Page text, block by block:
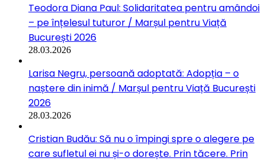
Teodora Diana Paul: Solidaritatea pentru amândoi
– pe înțelesul tuturor / Marșul pentru Viață
București 2026
28.03.2026
Larisa Negru, persoană adoptată: Adopția – o
naștere din inimă / Marșul pentru Viață București
2026
28.03.2026
Cristian Budău: Să nu o împingi spre o alegere pe
care sufletul ei nu și-o dorește. Prin tăcere. Prin